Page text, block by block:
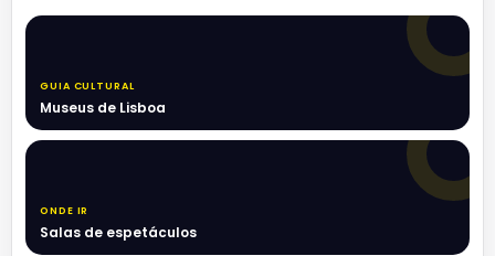
GUIA CULTURAL
Museus de Lisboa
ONDE IR
Salas de espetáculos